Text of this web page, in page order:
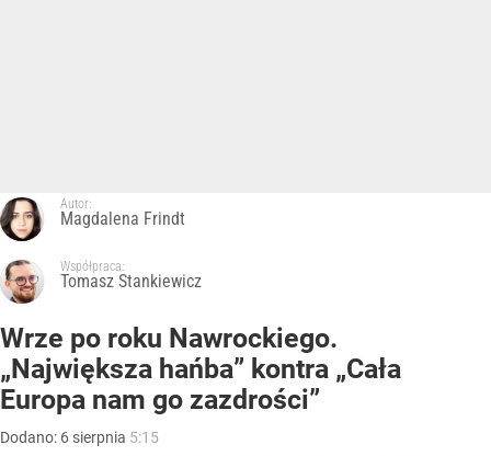
Autor:
Magdalena Frindt
Współpraca:
Tomasz Stankiewicz
Wrze po roku Nawrockiego.
„Największa hańba” kontra „Cała
Europa nam go zazdrości”
Dodano: 6 sierpnia 5:15